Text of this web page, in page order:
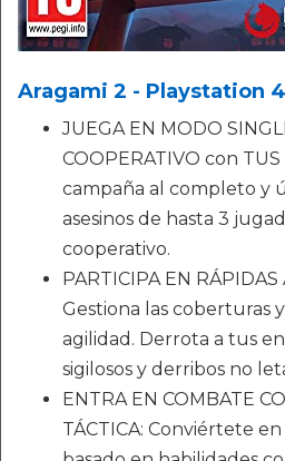
Aragami 2 - Playstation 4
JUEGA EN MODO
COOPERATIVO con
campaña al completo y
asesinos de hasta 3
cooperativo.
PARTICIPA EN RÁPIDAS
Gestiona las coberturas
agilidad. Derrota a tus
sigilosos y derribos no
ENTRA EN COMBATE
TÁCTICA: Conviértete